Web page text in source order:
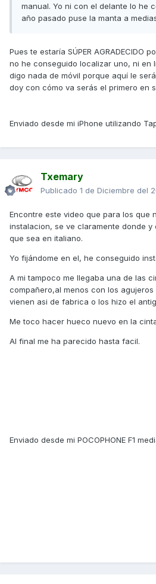
manual. Yo ni con el delante lo he
año pasado puse la manta a
Pues te estaría SÚPER AGRADECIDO
no he conseguido localizar uno, ni en
digo nada de móvil porque aquí le
doy con cómo va serás el primero en
Enviado desde mi iPhone utilizando
Txemary
Publicado 1 de Diciembre del
Encontre este video que para los que
instalacion, se ve claramente donde
que sea en italiano.
Yo fijándome en el, he conseguido
A mi tampoco me llegaba una de las
compañero,al menos con los
vienen asi de fabrica o los hizo el
Me toco hacer hueco nuevo en la
Al final me ha parecido hasta facil.
Enviado desde mi POCOPHONE F1